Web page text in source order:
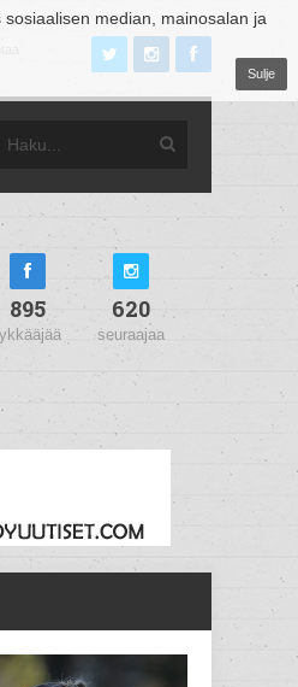
median, mainosalan ja
Sulje
895 620
seuraajaa